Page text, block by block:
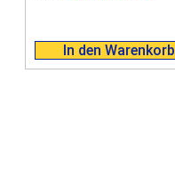
In den Warenkorb